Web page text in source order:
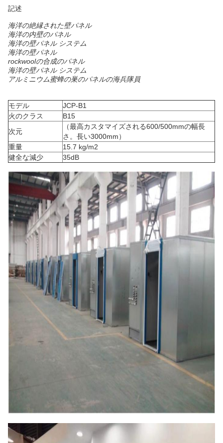
記述
海洋の絶縁された壁パネル
海洋の内壁のパネル
海洋の壁パネル システム
海洋の壁パネル
rockwoolの合成のパネル
海洋の壁パネル システム
アルミニウム蜜蜂の巣のパネルの海兵隊員
モデル
JCP-B1
火のクラス
B15
次元
（最高カスタマイズされる600/500mmの幅長
さ。長い3000mm）
重量
15.7 kg/m2
健全な減少
35dB